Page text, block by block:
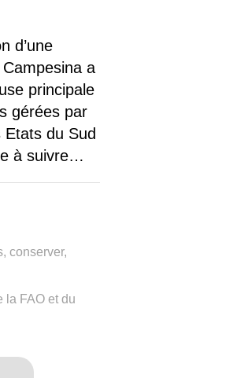
d’une
a
principale
gérées par
du Sud
à suivre…
conserver,
la FAO et du